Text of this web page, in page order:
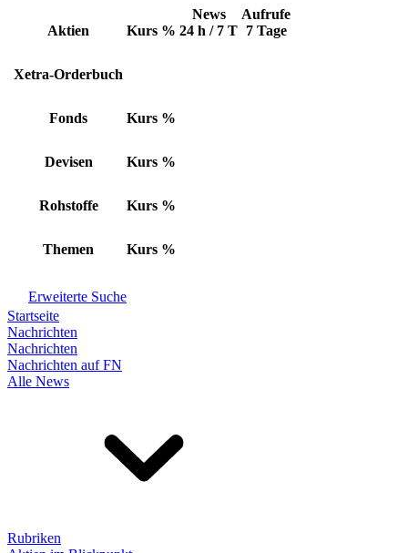
Aktien Kurs %
News
24 h / 7 T
Aufrufe
7 Tage
Xetra-Orderbuch
Fonds Kurs %
Devisen Kurs %
Rohstoffe Kurs %
Themen Kurs %
Erweiterte Suche
Startseite
Nachrichten
Nachrichten
Nachrichten auf FN
Alle News
Rubriken